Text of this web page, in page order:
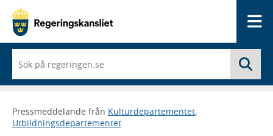
du
börjar
skriva
framträder
en
Pressmeddelande från Kulturdepartementet,
Utbildningsdepartementet